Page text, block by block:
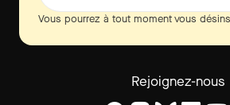
Vous pourrez à tout moment vous
Rejoignez-nous